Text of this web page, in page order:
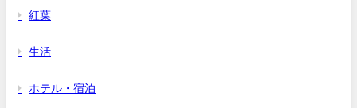
紅葉
生活
ホテル・宿泊